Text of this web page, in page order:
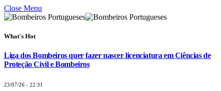
Close Menu
What's Hot
Liga dos Bombeiros quer fazer nascer licenciatura em Ciências de
Proteção Civil e Bombeiros
23/07/26 - 22:31